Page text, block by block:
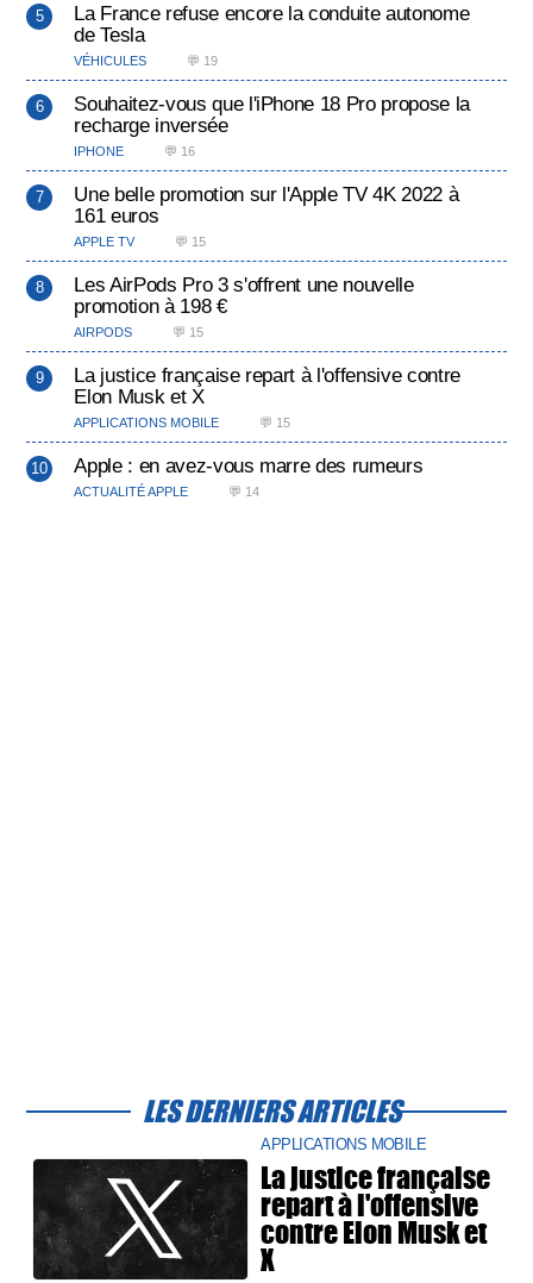
La France refuse encore la conduite autonome
de Tesla
VÉHICULES 💬 19
Souhaitez-vous que l'iPhone 18 Pro propose la
recharge inversée
IPHONE 💬 16
Une belle promotion sur l'Apple TV 4K 2022 à
161 euros
APPLE TV 💬 15
Les AirPods Pro 3 s'offrent une nouvelle
promotion à 198 €
AIRPODS 💬 15
La justice française repart à l'offensive contre
Elon Musk et X
APPLICATIONS MOBILE 💬 15
Apple : en avez-vous marre des rumeurs
ACTUALITÉ APPLE 💬 14
LES DERNIERS ARTICLES
APPLICATIONS MOBILE
La justice française
repart à l'offensive
contre Elon Musk et
X